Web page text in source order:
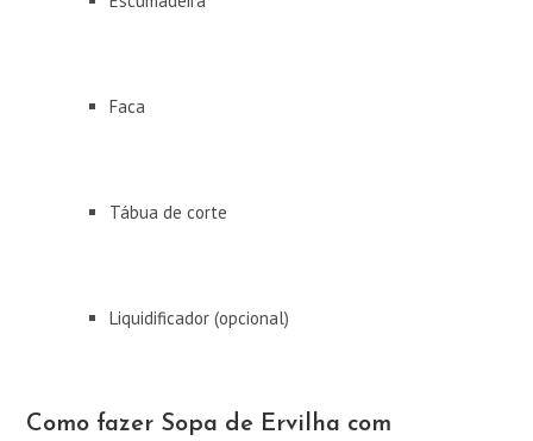
Faca
Tábua de corte
Liquidificador (opcional)
Como fazer Sopa de Ervilha com